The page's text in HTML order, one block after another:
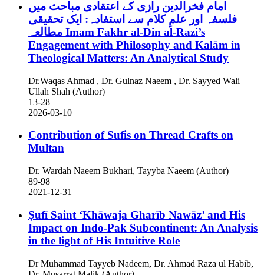
امام فخرالدین رازی کے اعتقادی مباحث میں
فلسفہ اور علمِ کلام سے استفادہ: ایک تحقیقی
Imam Fakhr al-Din al-Razi’s
Engagement with Philosophy and Kalām in
Theological Matters: An Analytical Study
Dr.Waqas Ahmad , Dr. Gulnaz Naeem , Dr. Sayyed Wali
Ullah Shah (Author)
13-28
2026-03-10
Contribution of Sufis on Thread Crafts on
Multan
Dr. Wardah Naeem Bukhari, Tayyba Naeem (Author)
89-98
2021-12-31
Ṣufī Saint ‘Khāwaja Gharīb Nawāz’ and His
Impact on Indo-Pak Subcontinent: An Analysis
in the light of His Intuitive Role
Dr Muhammad Tayyeb Nadeem, Dr. Ahmad Raza ul Habib,